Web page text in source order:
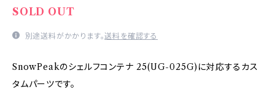
SOLD OUT
別途送料がかかります。送料を確認する
SnowPeakのシェルフコンテナ 25(UG-025G)に対応するカス
タムパーツです。